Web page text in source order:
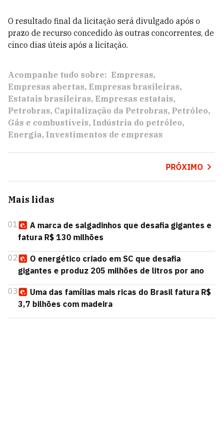
O resultado final da licitação será divulgado após o
prazo de recurso concedido às outras concorrentes, de
cinco dias úteis após a licitação.
Acompanhe tudo sobre: Empresas
Empresas abertas Empresas brasileiras
Estatais brasileiras Empresas estatais
Petrobras Capitalização da Petrobras Petróleo
Gás e combustíveis Indústria do petróleo
Energia Investimentos de empresas
PRÓXIMO
Mais lidas
01
A marca de salgadinhos que desafia gigantes e
fatura R$ 130 milhões
02
O energético criado em SC que desafia
gigantes e produz 205 milhões de litros por ano
03
Uma das famílias mais ricas do Brasil fatura R$
3,7 bilhões com madeira